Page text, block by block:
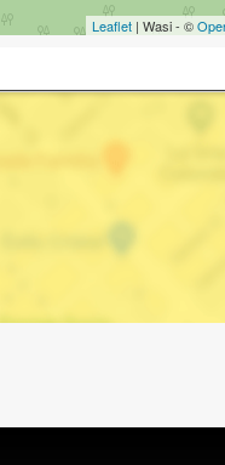
Leaflet | Wasi - ©